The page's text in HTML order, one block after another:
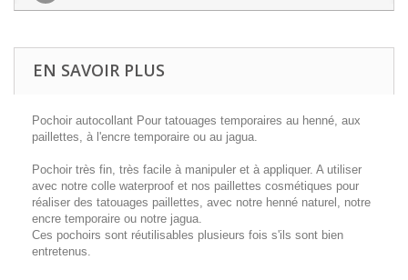
EN SAVOIR PLUS
Pochoir autocollant Pour tatouages temporaires au henné, aux
paillettes, à l'encre temporaire ou au jagua.
Pochoir très fin, très facile à manipuler et à appliquer. A utiliser
avec notre colle waterproof et nos paillettes cosmétiques pour
réaliser des tatouages paillettes, avec notre henné naturel, notre
encre temporaire ou notre jagua.
Ces pochoirs sont réutilisables plusieurs fois s'ils sont bien
entretenus.